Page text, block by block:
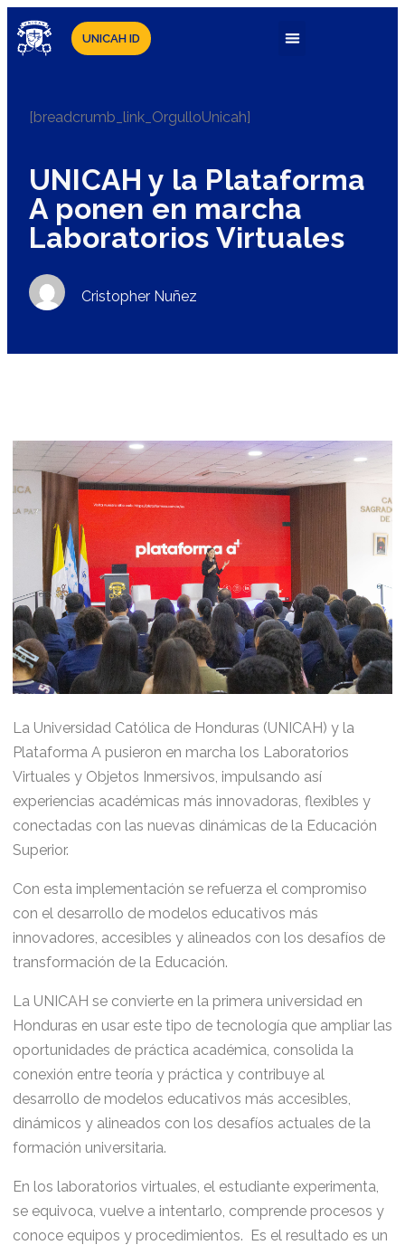
UNICAH ID
[breadcrumb_link_OrgulloUnicah]
UNICAH y la Plataforma
A ponen en marcha
Laboratorios Virtuales
Cristopher Nuñez
La Universidad Católica de Honduras (UNICAH) y la
Plataforma A pusieron en marcha los Laboratorios
Virtuales y Objetos Inmersivos, impulsando así
experiencias académicas más innovadoras, flexibles y
conectadas con las nuevas dinámicas de la Educación
Superior.
Con esta implementación se refuerza el compromiso
con el desarrollo de modelos educativos más
innovadores, accesibles y alineados con los desafíos de
transformación de la Educación.
La UNICAH se convierte en la primera universidad en
Honduras en usar este tipo de tecnología que ampliar las
oportunidades de práctica académica, consolida la
conexión entre teoría y práctica y contribuye al
desarrollo de modelos educativos más accesibles,
dinámicos y alineados con los desafíos actuales de la
formación universitaria.
En los laboratorios virtuales, el estudiante experimenta,
se equivoca, vuelve a intentarlo, comprende procesos y
conoce equipos y procedimientos. Es el resultado es un